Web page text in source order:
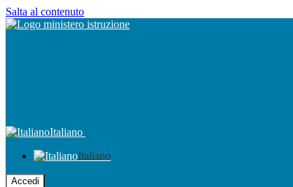
Salta al contenuto
Italiano
Italiano
Accedi